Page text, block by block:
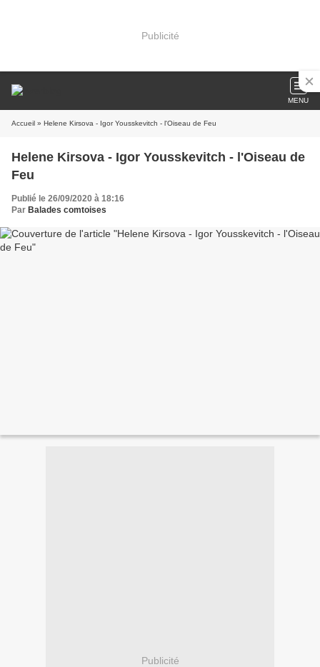
Publicité
MENU
Accueil » Helene Kirsova - Igor Yousskevitch - l'Oiseau de Feu
Helene Kirsova - Igor Yousskevitch - l'Oiseau de
Feu
Publié le 26/09/2020 à 18:16
Par Balades comtoises
Publicité